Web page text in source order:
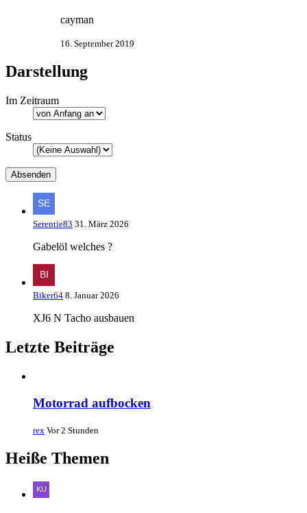
cayman
16. September 2019
Darstellung
Im Zeitraum
Status
Serentie83 31. März 2026
Gabelöl welches ?
Biker64 8. Januar 2026
XJ6 N Tacho ausbauen
Letzte Beiträge
Motorrad aufbocken
rex Vor 2 Stunden
Heiße Themen